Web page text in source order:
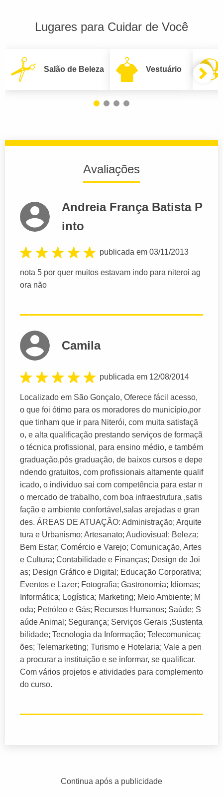
Lugares para Cuidar de Você
Salão de Beleza Vestuário
Avaliações
Andreia França Batista P
into
publicada em 03/11/2013
nota 5 por quer muitos estavam indo para niteroi ag
ora não
Camila
publicada em 12/08/2014
Localizado em São Gonçalo, Oferece fácil acesso,
o que foi ótimo para os moradores do município,por
que tinham que ir para Niterói, com muita satisfaçã
o, e alta qualificação prestando serviços de formaçã
o técnica profissional, para ensino médio, e também
graduação,pós graduação, de baixos cursos e depe
ndendo gratuitos, com profissionais altamente qualif
icado, o individuo sai com competência para estar n
o mercado de trabalho, com boa infraestrutura ,satis
fação e ambiente confortável,salas arejadas e gran
des. ÁREAS DE ATUAÇÃO: Administração; Arquite
tura e Urbanismo; Artesanato; Audiovisual; Beleza;
Bem Estar; Comércio e Varejo; Comunicação, Artes
e Cultura; Contabilidade e Finanças; Design de Joi
as; Design Gráfico e Digital; Educação Corporativa;
Eventos e Lazer; Fotografia; Gastronomia; Idiomas;
Informática; Logística; Marketing; Meio Ambiente; M
oda; Petróleo e Gás; Recursos Humanos; Saúde; S
aúde Animal; Segurança; Serviços Gerais ;Sustenta
bilidade; Tecnologia da Informação; Telecomunicaç
ões; Telemarketing; Turismo e Hotelaria; Vale a pen
a procurar a instituição e se informar, se qualificar.
Com vários projetos e atividades para complemento
do curso.
Continua após a publicidade